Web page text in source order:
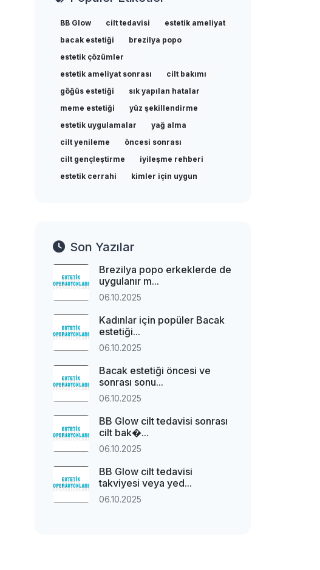
BB Glow cilt tedavisi
estetik ameliyat
bacak estetiği
brezilya popo
estetik çözümler
estetik ameliyat sonrası
cilt bakımı
göğüs estetiği
sık yapılan hatalar
meme estetiği
yüz şekillendirme
estetik uygulamalar
yağ alma
cilt yenileme
öncesi sonrası
cilt gençleştirme
iyileşme rehberi
estetik cerrahi
kimler için uygun
Son Yazılar
Brezilya popo erkeklerde de
uygulanır m...
06.10.2025
Kadınlar için popüler Bacak
estetiği...
06.10.2025
Bacak estetiği öncesi ve
sonrası sonu...
06.10.2025
BB Glow cilt tedavisi sonrası
cilt bak�...
06.10.2025
BB Glow cilt tedavisi
takviyesi veya yed...
06.10.2025